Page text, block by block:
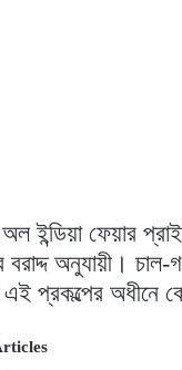
ইন্ডিয়া ফেয়ার
বরাদ্দ অনুযায়ী।
প্রকল্পের অধীনে